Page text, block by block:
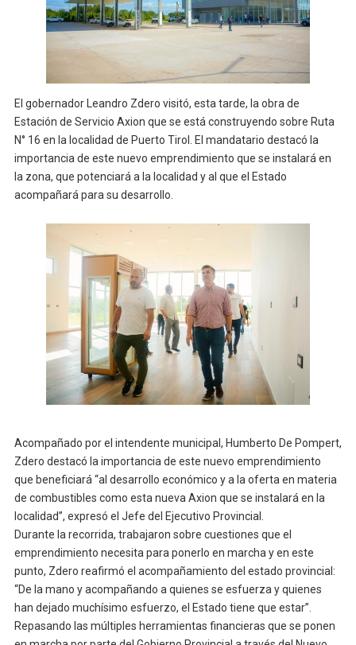
El gobernador Leandro Zdero visitó, esta tarde, la obra de
Estación de Servicio Axion que se está construyendo sobre Ruta
N° 16 en la localidad de Puerto Tirol. El mandatario destacó la
importancia de este nuevo emprendimiento que se instalará en
la zona, que potenciará a la localidad y al que el Estado
acompañará para su desarrollo.
Acompañado por el intendente municipal, Humberto De Pompert,
Zdero destacó la importancia de este nuevo emprendimiento
que beneficiará “al desarrollo económico y a la oferta en materia
de combustibles como esta nueva Axion que se instalará en la
localidad”, expresó el Jefe del Ejecutivo Provincial.
Durante la recorrida, trabajaron sobre cuestiones que el
emprendimiento necesita para ponerlo en marcha y en este
punto, Zdero reafirmó el acompañamiento del estado provincial:
“De la mano y acompañando a quienes se esfuerza y quienes
han dejado muchísimo esfuerzo, el Estado tiene que estar”.
Repasando las múltiples herramientas financieras que se ponen